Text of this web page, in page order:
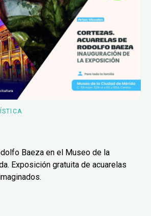
Baeza en el Museo de la
Exposición gratuita de acuarelas